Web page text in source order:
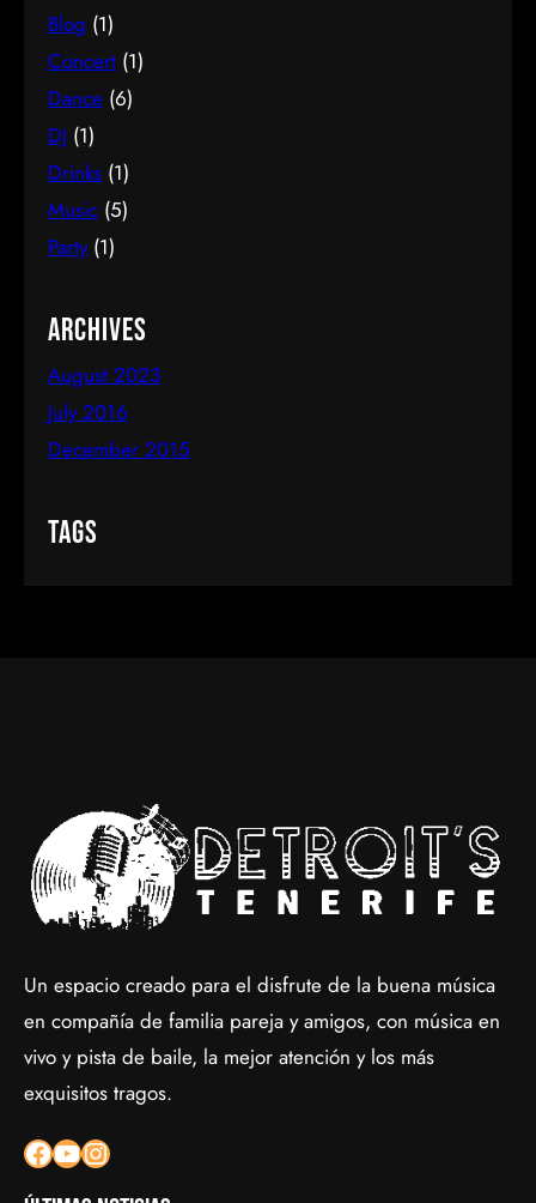
Blog (1)
Concert (1)
Dance (6)
DJ (1)
Drinks (1)
Music (5)
Party(1)
Archives
August 2023
July 2016
December 2015
Tags
Un espacio creado para el disfrute de la buena música
en compañía de familia pareja y amigos, con música en
vivo y pista de baile, la mejor atención y los más
exquisitos tragos.
Facebook YouTube Instagram